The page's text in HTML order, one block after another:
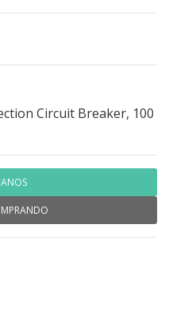
Circuit Breaker, 100